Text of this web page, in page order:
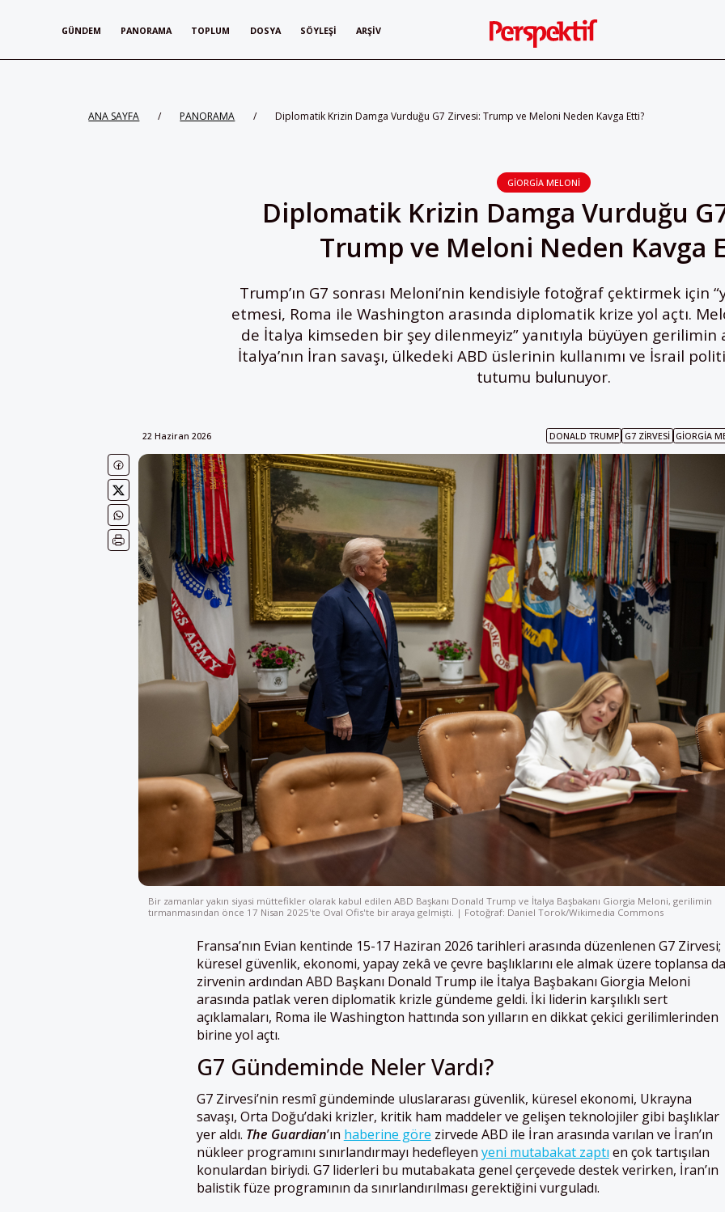
GÜNDEM PANORAMA TOPLUM DOSYA SÖYLEŞI ARŞIV
ANA SAYFA / PANORAMA / Diplomatik Krizin Damga Vurduğu G7 Zirvesi: Trump ve Meloni Neden Kavga Etti?
GIORGIA MELONI
Diplomatik Krizin Damga Vurduğu
Trump ve Meloni Neden Kavga
Trump’ın G7 sonrası Meloni’nin kendisiyle fotoğraf çektirmek için
etmesi, Roma ile Washington arasında diplomatik krize yol açtı.
de İtalya kimseden bir şey dilenmeyiz” yanıtıyla büyüyen gerilimin
İtalya’nın İran savaşı, ülkedeki ABD üslerinin kullanımı ve İsrail
tutumu bulunuyor.
22 Haziran 2026 DONALD TRUMP G7 ZIRVESI GIORGIA
Bir zamanlar yakın siyasi müttefikler olarak kabul edilen ABD Başkanı Donald Trump ve İtalya Başbakanı Giorgia Meloni, gerilimin
tırmanmasından önce 17 Nisan 2025'te Oval Ofis'te bir araya gelmişti. | Fotoğraf: Daniel Torok/Wikimedia Commons
Fransa’nın Evian kentinde 15-17 Haziran 2026 tarihleri arasında düzenlenen G7 Zirvesi;
küresel güvenlik, ekonomi, yapay zekâ ve çevre başlıklarını ele almak üzere toplansa da
zirvenin ardından ABD Başkanı Donald Trump ile İtalya Başbakanı Giorgia Meloni
arasında patlak veren diplomatik krizle gündeme geldi. İki liderin karşılıklı sert
açıklamaları, Roma ile Washington hattında son yılların en dikkat çekici gerilimlerinden
birine yol açtı.
G7 Gündeminde Neler Vardı?
G7 Zirvesi’nin resmî gündeminde uluslararası güvenlik, küresel ekonomi, Ukrayna
savaşı, Orta Doğu’daki krizler, kritik ham maddeler ve gelişen teknolojiler gibi başlıklar
yer aldı. The Guardian’ın haberine göre zirvede ABD ile İran arasında varılan ve İran’ın
nükleer programını sınırlandırmayı hedefleyen yeni mutabakat zaptıen çok tartışılan
konulardan biriydi. G7 liderleri bu mutabakata genel çerçevede destek verirken, İran’ın
balistik füze programının da sınırlandırılması gerektiğini vurguladı.